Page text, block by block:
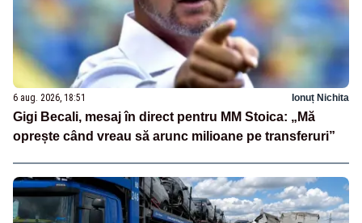
6 aug. 2026, 18:51 Ionuț Nichita
Gigi Becali, mesaj în direct pentru MM Stoica: „Mă
oprește când vreau să arunc milioane pe transferuri”